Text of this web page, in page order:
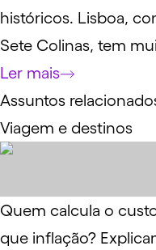
históricos. Lisboa,
Sete Colinas, tem
Ler mais
Assuntos
Viagem e destinos
Quem calcula o
que inflação?